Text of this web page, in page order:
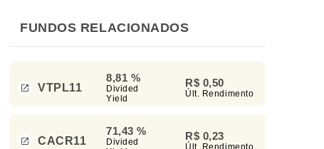
FUNDOS RELACIONADOS
VTPL11
8,81 %
Divided
Yield
R$ 0,50
Últ. Rendimento
CACR11
71,43 %
Divided
R$ 0,23
Últ. Rendimento